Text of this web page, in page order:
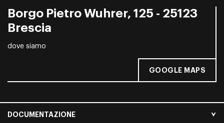
Borgo Pietro Wuhrer, 125 - 25123
Brescia
dove siamo
GOOGLE MAPS
DOCUMENTAZIONE